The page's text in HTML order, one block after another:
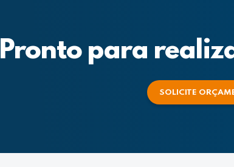
Pronto para
SOLICITE